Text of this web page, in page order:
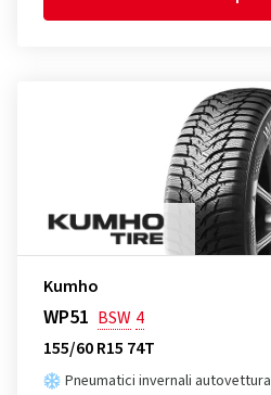
Kumho
WP51 BSW 4
155/60 R15 74T
Pneumatici invernali autovettura